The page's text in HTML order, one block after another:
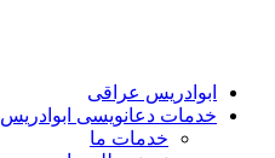
ابوادریس عراقی
خدمات دعانویسی ابوادریس
خدمات ما